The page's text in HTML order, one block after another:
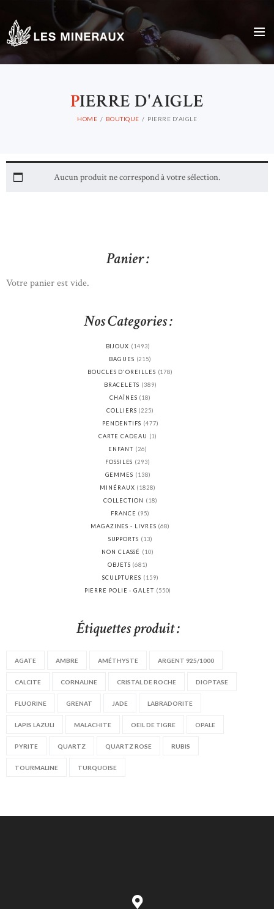
PIERRE D'AIGLE
HOME BOUTIQUE PIERRE D'AIGLE
Aucun produit ne correspond à votre sélection.
Panier :
Votre panier est vide.
Nos Categories :
BIJOUX (1493)
BAGUES (215)
BOUCLES D'OREILLES (178)
BRACELETS (389)
CHAÎNES (18)
COLLIERS (225)
PENDENTIFS (477)
CARTE CADEAU (1)
ENFANT (26)
FOSSILES (293)
GEMMES (138)
MINÉRAUX (1828)
COLLECTION (18)
FRANCE (95)
MAGAZINES - LIVRES (68)
SUPPORTS (13)
NON CLASSÉ (10)
OBJETS (681)
SCULPTURES (159)
PIERRE POLIE - GALET (550)
Étiquettes produit :
AGATE AMBRE AMÉTHYSTE ARGENT 925/1000
CALCITE CORNALINE CRISTAL DE ROCHE DIOPTASE
FLUORINE GRENAT JADE LABRADORITE
LAPIS LAZULI MALACHITE OEIL DE TIGRE OPALE
PYRITE QUARTZ QUARTZ ROSE RUBIS
TOURMALINE TURQUOISE